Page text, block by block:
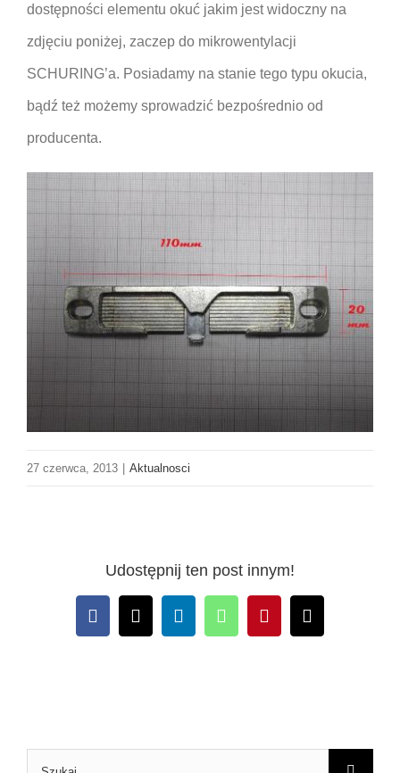
dostępności elementu okuć jakim jest widoczny na
zdjęciu poniżej, zaczep do mikrowentylacji
SCHURING’a. Posiadamy na stanie tego typu okucia,
bądź też możemy sprowadzić bezpośrednio od
producenta.
27 czerwca, 2013 Aktualnosci
Udostępnij ten post innym!
Facebook
X LinkedInWhatsAppPinterestEmail
Szukaj